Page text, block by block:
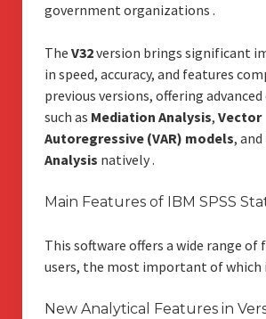
government organizations .
The V32version brings significant
in speed, accuracy, and features
previous versions, offering
such as Mediation Analysis, Vector
Autoregressive (VAR) models, and
Analysis natively .
Main Features of IBM SPSS
This software offers a wide range
users, the most important of which
New Analytical Features in